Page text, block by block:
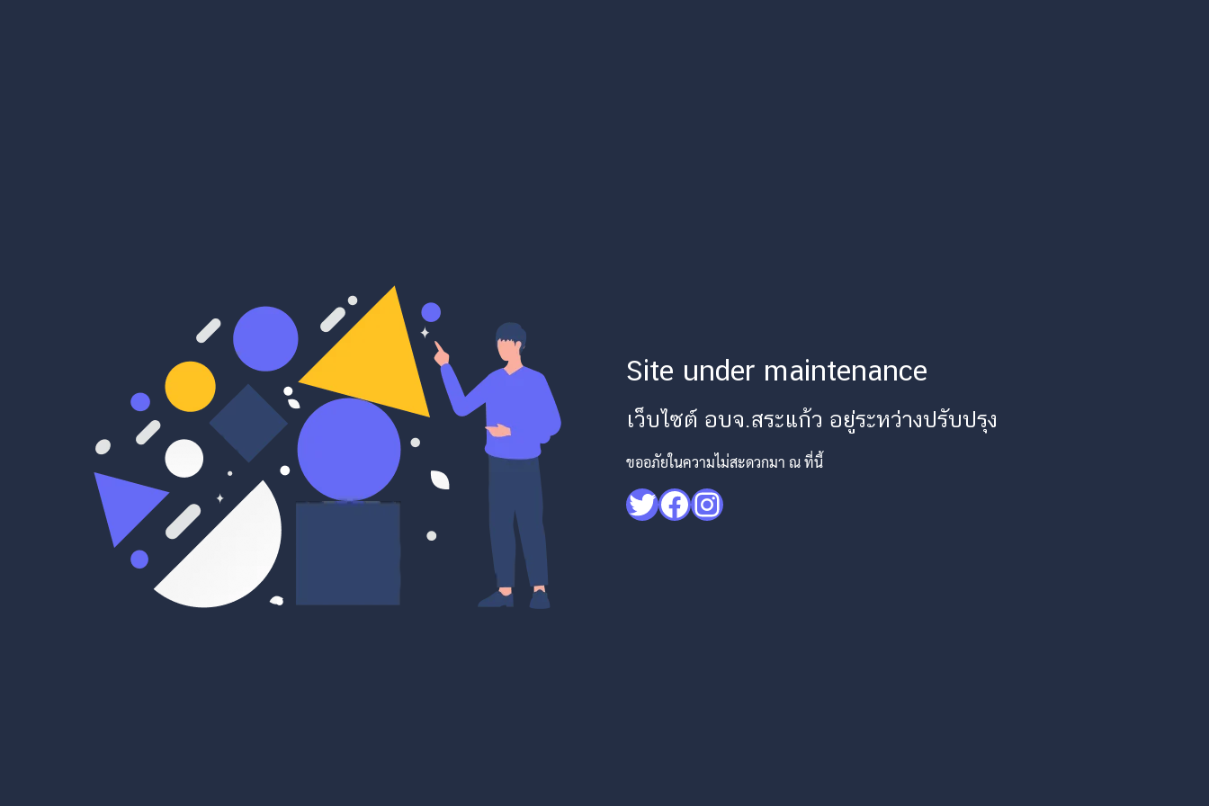
Site under maintenance
เว็บไซต์ อบจ.สระแก้ว อยู่ระหว่างปรับปรุง
ขออภัยในความไม่สะดวกมา ณ ที่นี้
Twitter
Facebook
Instagram